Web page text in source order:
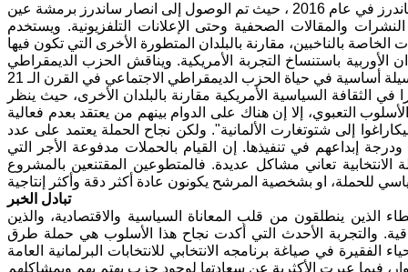
والمقالات الصحفية وحتى الإعلانات التلفزيونية. ويستخدم
بالناخبين، مقارنة بالبلدان المتطورة الأخرى التي تكون فيها
الأوربية باستنساخ التجربة الأمريكية. ويناقش الحزب الديمقراطي
الثقافة السياسية الأمريكية مقارنة بالبلدان الأخرى، حيث ينظر
التعبوي، إلا إن هناك على الدوام بينهم من يعتقد بعدم فعالية
إلى شتوتغارت الألمانية". ولكن نجاح الحملة يعتمد على عدد
إبداعهم في تنفيذها. إن القيام بالحملات مدفوعة الأجر التي
تعاني مشاكل عديدة. فالمتطوعين المقتنعين بالمشروع
تبادل الخبر
الذين ينطلقون من قلب المعاناة السياسية والاقتصادية، والذين
والتجربة الأحدث التي أكدت نجاح هذا الأسلوب هي حملة طرق
الفقيرة في صياغة برنامجه الانتخابي للانتخابات البرلمانية العامة